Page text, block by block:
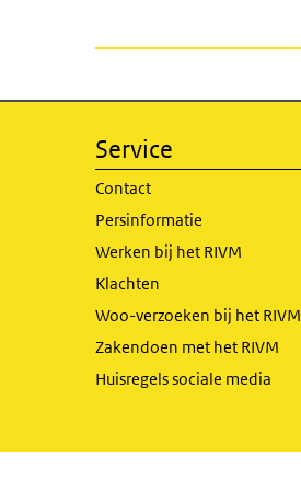
Service
Contact
Persinformatie
Werken bij het RIVM
Klachten
Woo-verzoeken bij het RIVM
Zakendoen met het RIVM
Huisregels sociale media